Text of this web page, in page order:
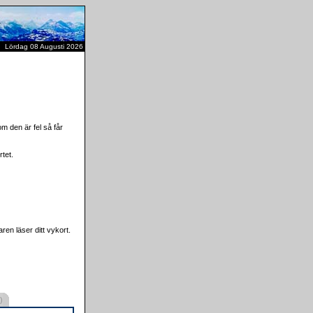
Lördag 08 Augusti 2026
den är fel så får
läser ditt vykort.